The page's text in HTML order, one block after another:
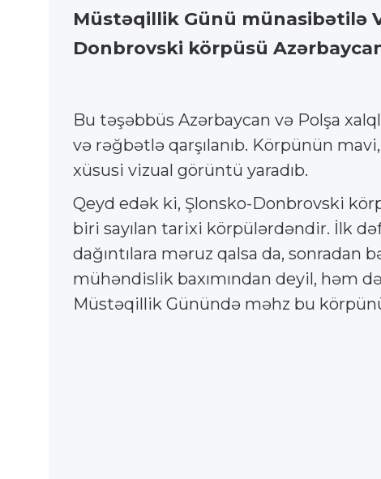
Müstəqillik Günü münasibətilə
Donbrovski körpüsü
Bu təşəbbüs Azərbaycan və Polşa
və rəğbətlə qarşılanıb. Körpünün
xüsusi vizual görüntü yaradıb.
Qeyd edək ki, Şlonsko-Donbrovski
biri sayılan tarixi körpülərdəndir. İlk
dağıntılara məruz qalsa da,
mühəndislik baxımından deyil, həm
Müstəqillik Günündə məhz bu